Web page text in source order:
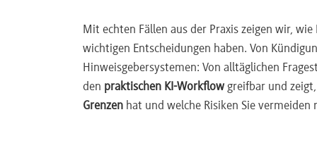
Mit echten Fällen aus der Praxis zeigen wir,
wichtigen Entscheidungen haben. Von
Hinweisgebersystemen: Von alltäglichen
den praktischen KI-Workflow greifbar und
Grenzen hat und welche Risiken Sie